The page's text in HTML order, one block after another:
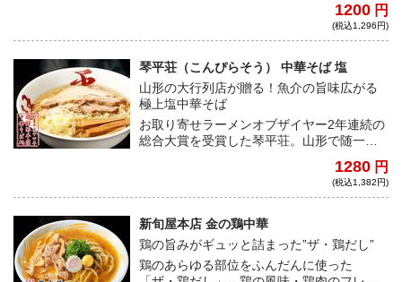
ぢれ麺、国産チャーシューとこだわりメン
マが芸術的なハーモニーを奏でる。
1200 円
(税込1,296円)
琴平荘（こんぴらそう） 中華そば 塩
山形の大行列店が贈る！魚介の旨味広がる
極上塩中華そば
お取り寄せラーメンオブザイヤー2年連続の
総合大賞を受賞した琴平荘。山形で随一の
麺にて販売！自家製飛魚焼干しとまろやか
な塩が織り成す黄金色の絶品スープをご堪
1280 円
(税込1,382円)
新旬屋本店 金の鶏中華
鶏の旨みがギュッと詰まった”ザ・鶏だし”
鶏のあらゆる部位をふんだんに使った